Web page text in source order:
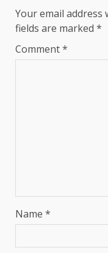
Your email address
fields are marked *
Comment*
Name *